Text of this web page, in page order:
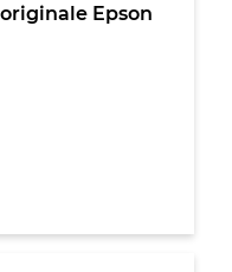
Epson